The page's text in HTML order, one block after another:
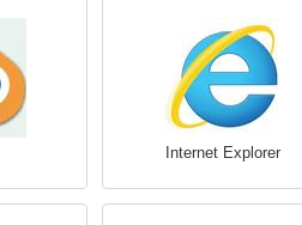
Internet Explorer